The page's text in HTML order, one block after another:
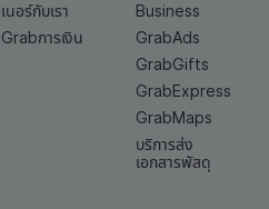
เนอร์กับเรา
Grabการเงิน
Business
GrabAds
GrabGifts
GrabExpress
GrabMaps
บริการส่ง
เอกสารพัสดุ